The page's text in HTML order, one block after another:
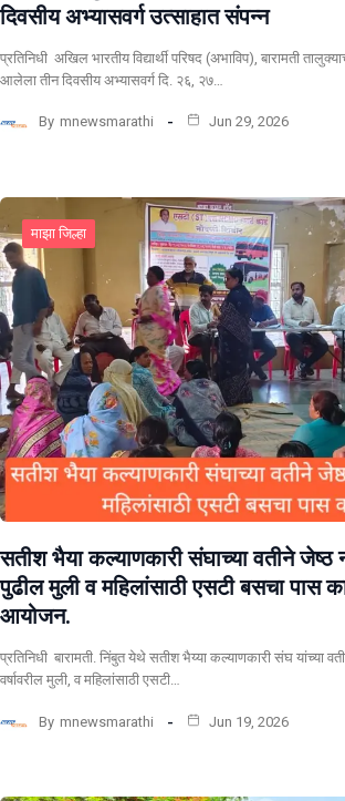
दिवसीय अभ्यासवर्ग उत्साहात संपन्न
प्रतिनिधी अखिल भारतीय विद्यार्थी परिषद (अभाविप), बारामती
आलेला तीन दिवसीय अभ्यासवर्ग दि. २६, २७…
By mnewsmarathi Jun 29, 2026
माझा जिल्हा
सतीश भैया कल्याणकारी संघाच्या वतीने जेष्ठ
पुढील मुली व महिलांसाठी एसटी बसचा पास
आयोजन.
प्रतिनिधी बारामती. निंबुत येथे सतीश भैय्या कल्याणकारी संघ यांच्या
वर्षावरील मुली, व महिलांसाठी एसटी…
By mnewsmarathi Jun 19, 2026